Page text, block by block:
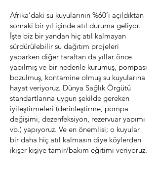
Afrika’daki su kuyularının %60’ı açıldıktan
sonraki bir yıl içinde atıl duruma geliyor.
İşte biz bir yandan hiç atıl kalmayan
sürdürülebilir su dağıtım projeleri
yaparken diğer taraftan da yıllar önce
yapılmış ve bir nedenle kurumuş, pompası
bozulmuş, kontamine olmuş su kuyularına
hayat veriyoruz. Dünya Sağlık Örgütü
standartlarına uygun şekilde gereken
iyileştirmeleri (derinleştirme, pompa
değişimi, dezenfeksiyon, rezervuar yapımı
vb.) yapıyoruz. Ve en önemlisi; o kuyular
bir daha hiç atıl kalmasın diye köylerden
ikişer kişiye tamir/bakım eğitimi veriyoruz.